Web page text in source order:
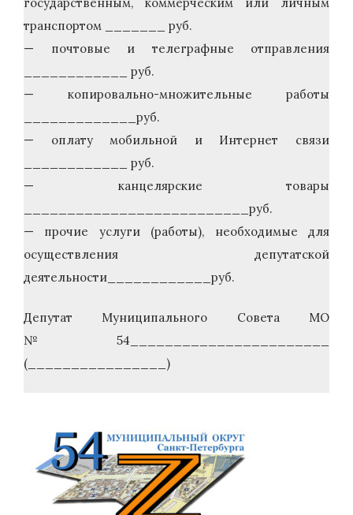
транспортом _______ руб.
— почтовые и телеграфные отправления
____________ руб.
— копировально-множительные работы
_____________руб.
— оплату мобильной и Интернет связи
____________ руб.
— канцелярские товары
__________________________руб.
— прочие услуги (работы), необходимые для
осуществления депутатской
деятельности____________руб.
Депутат Муниципального Совета МО
№54_______________________
(________________)